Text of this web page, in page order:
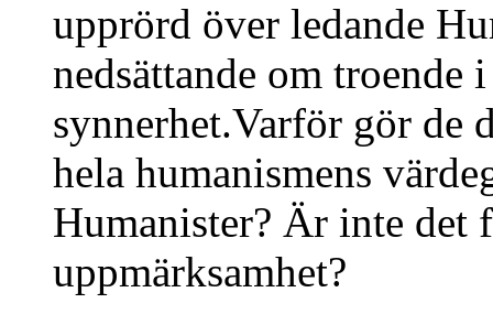
upprörd över ledande
nedsättande om
synnerhet.Varför gör de
hela humanismens
Humanister? Är inte det
uppmärksamhet?